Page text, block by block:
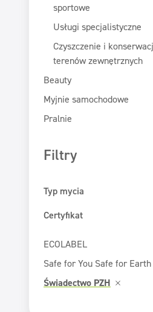
sportowe
Usługi specjalistyczne
Czyszczenie i
terenów zewnętrznych
Beauty
Myjnie samochodowe
Pralnie
Filtry
Typ mycia
Mycie maszynowe
Certyfikat
ECOLABEL
Safe for You Safe for Earth
Świadectwo PZH